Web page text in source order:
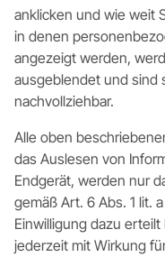
anklicken und wie weit
in denen
angezeigt werden,
ausgeblendet und sind
nachvollziehbar.
Alle oben
das Auslesen von
Endgerät, werden nur
gemäß Art. 6 Abs. 1 lit.
Einwilligung dazu
jederzeit mit Wirkung